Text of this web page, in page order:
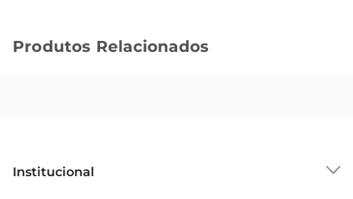
inigualável.
permitindo que você explore sua criatividade na
Produtos Relacionados
Institucional